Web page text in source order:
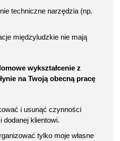
techniczne narzędzia (np.
międzyludzkie nie mają
wykształcenie z
na Twoją obecną pracę
i usunąć czynności
dodanej klientowi.
tylko moje własne